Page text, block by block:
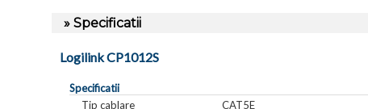
» Specificatii
Logilink CP1012S
Specificatii
Tip cablare
CAT5E